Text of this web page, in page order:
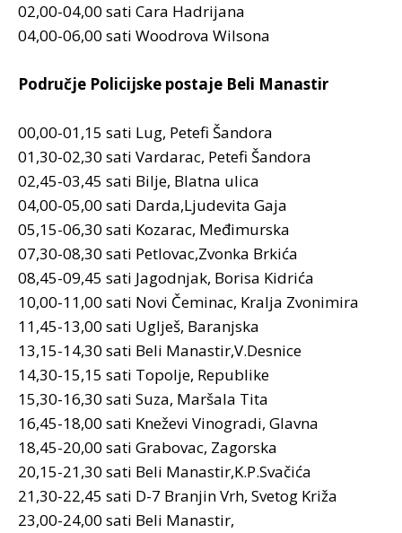
02,00-04,00 sati Cara Hadrijana
04,00-06,00 sati Woodrova Wilsona
Područje Policijske postaje Beli Manastir
00,00-01,15 sati Lug, Petefi Šandora
01,30-02,30 sati Vardarac, Petefi Šandora
02,45-03,45 sati Bilje, Blatna ulica
04,00-05,00 sati Darda,Ljudevita Gaja
05,15-06,30 sati Kozarac, Međimurska
07,30-08,30 sati Petlovac,Zvonka Brkića
08,45-09,45 sati Jagodnjak, Borisa Kidrića
10,00-11,00 sati Novi Čeminac, Kralja Zvonimira
11,45-13,00 sati Uglješ, Baranjska
13,15-14,30 sati Beli Manastir,V.Desnice
14,30-15,15 sati Topolje, Republike
15,30-16,30 sati Suza, Maršala Tita
16,45-18,00 sati Kneževi Vinogradi, Glavna
18,45-20,00 sati Grabovac, Zagorska
20,15-21,30 sati Beli Manastir,K.P.Svačića
21,30-22,45 sati D-7 Branjin Vrh, Svetog Križa
23,00-24,00 sati Beli Manastir,